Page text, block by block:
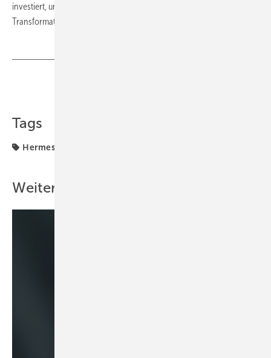
investiert, unter anderem für die Umsetzung der digitalen
Transformation auf Produktebene.
Tags
Hermes
Weitere Inhalte